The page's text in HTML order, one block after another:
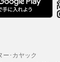
ー･カヤック